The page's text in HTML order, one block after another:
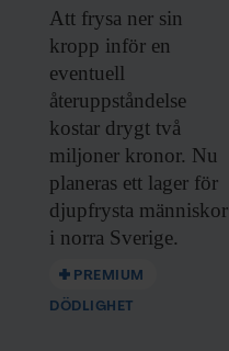
Att frysa ner sin
kropp inför en
eventuell
återuppståndelse
kostar drygt två
miljoner kronor. Nu
planeras ett lager för
djupfrysta människor
i norra Sverige.
PREMIUM
DÖDLIGHET